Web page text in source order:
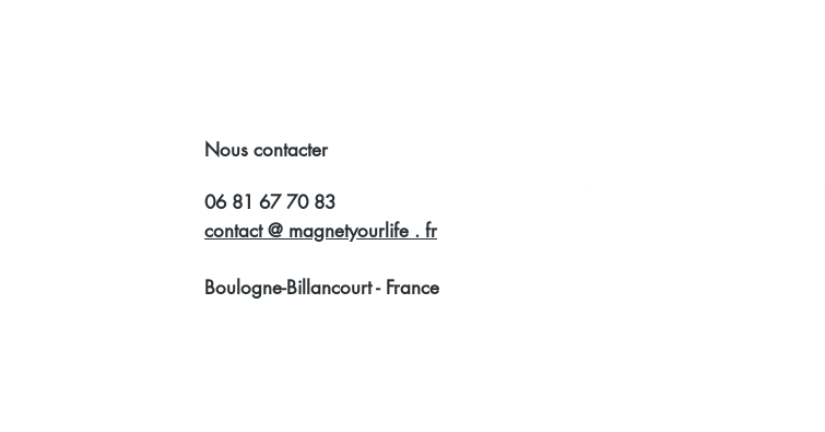
Nous contacter
06 81 67 70 83
contact @ magnetyourlife . fr
Boulogne-Billancourt - France